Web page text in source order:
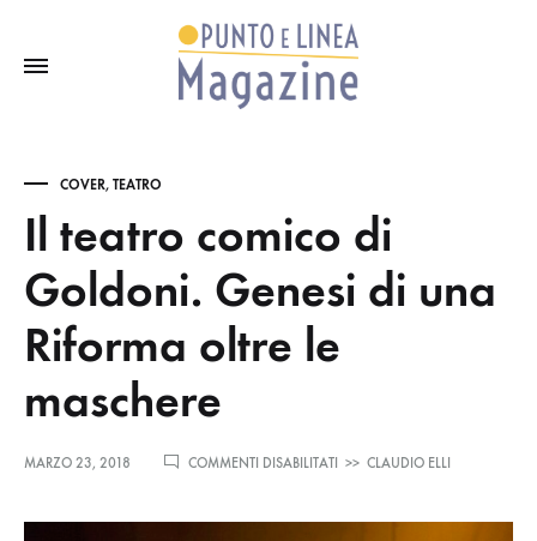
COVER, TEATRO
Il teatro comico di
Goldoni. Genesi di una
Riforma oltre le
maschere
MARZO 23, 2018 COMMENTI DISABILITATI
SU
COMICO
>> CLAUDIO ELLI